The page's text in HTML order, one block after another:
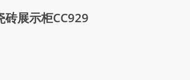
石材展架
行业新闻
展示柜CC929